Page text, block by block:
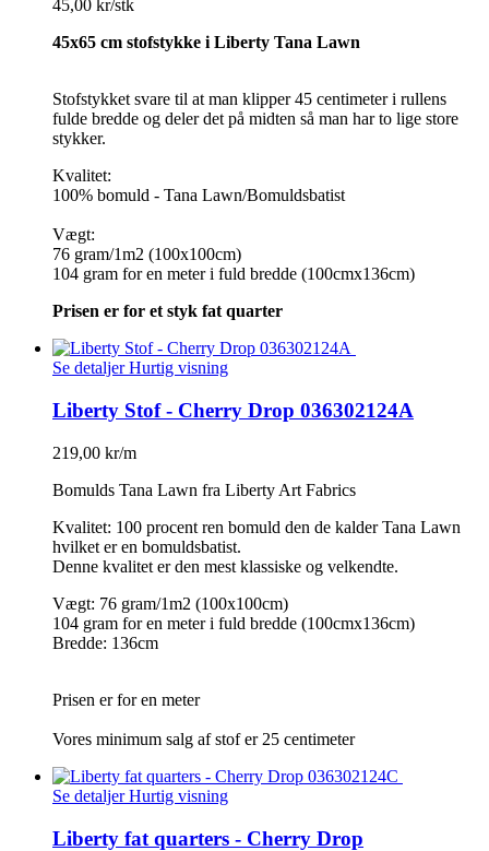
45,00 kr/stk
45x65 cm stofstykke i Liberty Tana Lawn
Stofstykket svare til at man klipper 45 centimeter i rullens
fulde bredde og deler det på midten så man har to lige store
stykker.
Kvalitet:
100% bomuld - Tana Lawn/Bomuldsbatist
Vægt:
76 gram/1m2 (100x100cm)
104 gram for en meter i fuld bredde (100cmx136cm)
Prisen er for et styk fat quarter
Se detaljerHurtig visning
Liberty Stof - Cherry Drop 036302124A
219,00 kr/m
Bomulds Tana Lawn fra Liberty Art Fabrics
Kvalitet: 100 procent ren bomuld den de kalder Tana Lawn
hvilket er en bomuldsbatist.
Denne kvalitet er den mest klassiske og velkendte.
Vægt: 76 gram/1m2 (100x100cm)
104 gram for en meter i fuld bredde (100cmx136cm)
Bredde: 136cm
Prisen er for en meter
Vores minimum salg af stof er 25 centimeter
Se detaljerHurtig visning
Liberty fat quarters - Cherry Drop